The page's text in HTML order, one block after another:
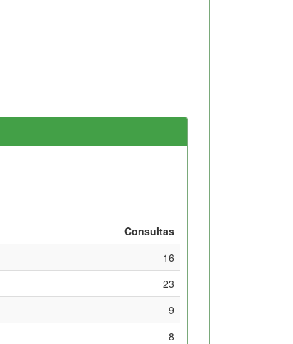
Consultas
16
23
9
8